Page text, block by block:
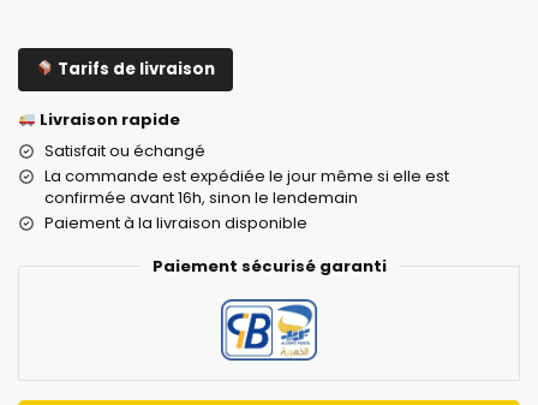
Tarifs de livraison
Livraison rapide
Satisfait ou échangé
La commande est expédiée le jour même si elle est
confirmée avant 16h, sinon le lendemain
Paiement à la livraison disponible
Paiement sécurisé garanti